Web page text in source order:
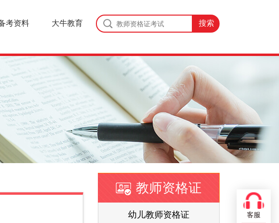
考资料 大牛教育
教师资格证
幼儿教师资格证 客服